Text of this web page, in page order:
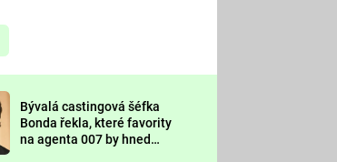
Prima LAJK
Sledujte nás
Bývalá castingová šéfka
Bonda řekla, které favority
na agenta 007 by hned